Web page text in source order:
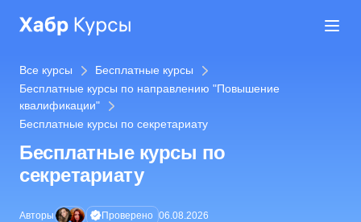
Все курсы
Бесплатные курсы
Бесплатные курсы по направлению "Повышение
квалификации"
Бесплатные курсы по секретариату
Бесплатные курсы по
секретариату
Авторы Проверено 06.08.2026